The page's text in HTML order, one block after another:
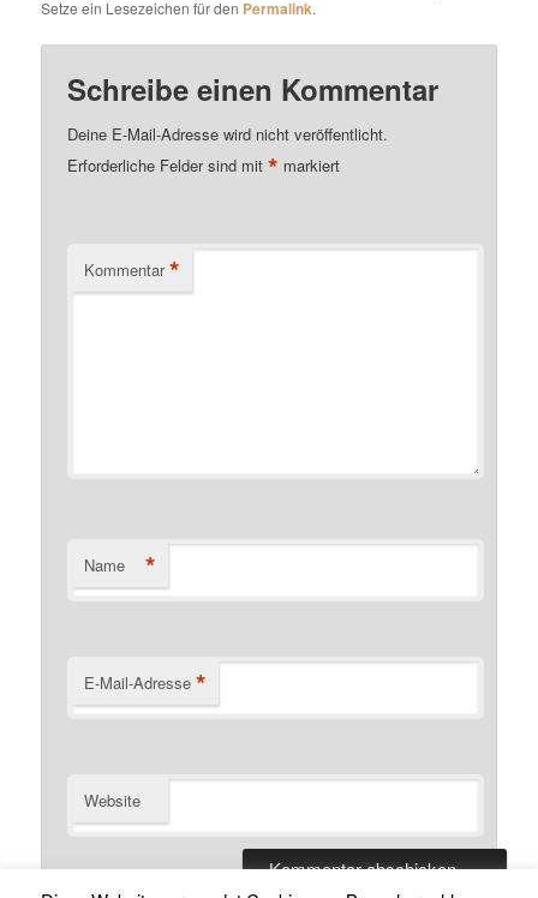
Setze ein Lesezeichen für den Permalink.
Schreibe einen Kommentar
Deine E-Mail-Adresse wird nicht veröffentlicht.
Erforderliche Felder sind mit* markiert
Kommentar *
Name *
E-Mail-Adresse *
Website